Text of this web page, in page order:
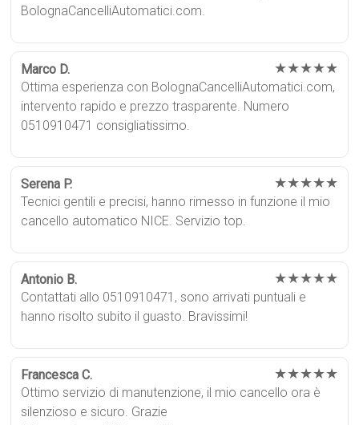
BolognaCancelliAutomatici.com.
Marco D. ★★★★★
Ottima esperienza con BolognaCancelliAutomatici.com,
intervento rapido e prezzo trasparente. Numero
0510910471 consigliatissimo.
Serena P. ★★★★★
Tecnici gentili e precisi, hanno rimesso in funzione il mio
cancello automatico NICE. Servizio top.
Antonio B. ★★★★★
Contattati allo 0510910471, sono arrivati puntuali e
hanno risolto subito il guasto. Bravissimi!
Francesca C. ★★★★★
Ottimo servizio di manutenzione, il mio cancello ora è
silenzioso e sicuro. Grazie